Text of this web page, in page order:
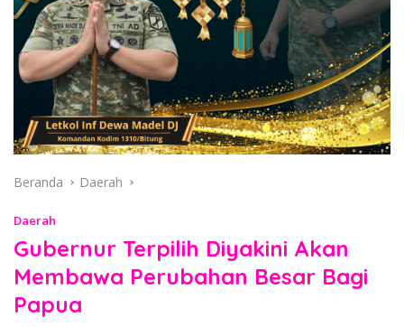
Beranda Daerah
Daerah
Gubernur Terpilih Diyakini Akan
Membawa Perubahan Besar Bagi
Papua